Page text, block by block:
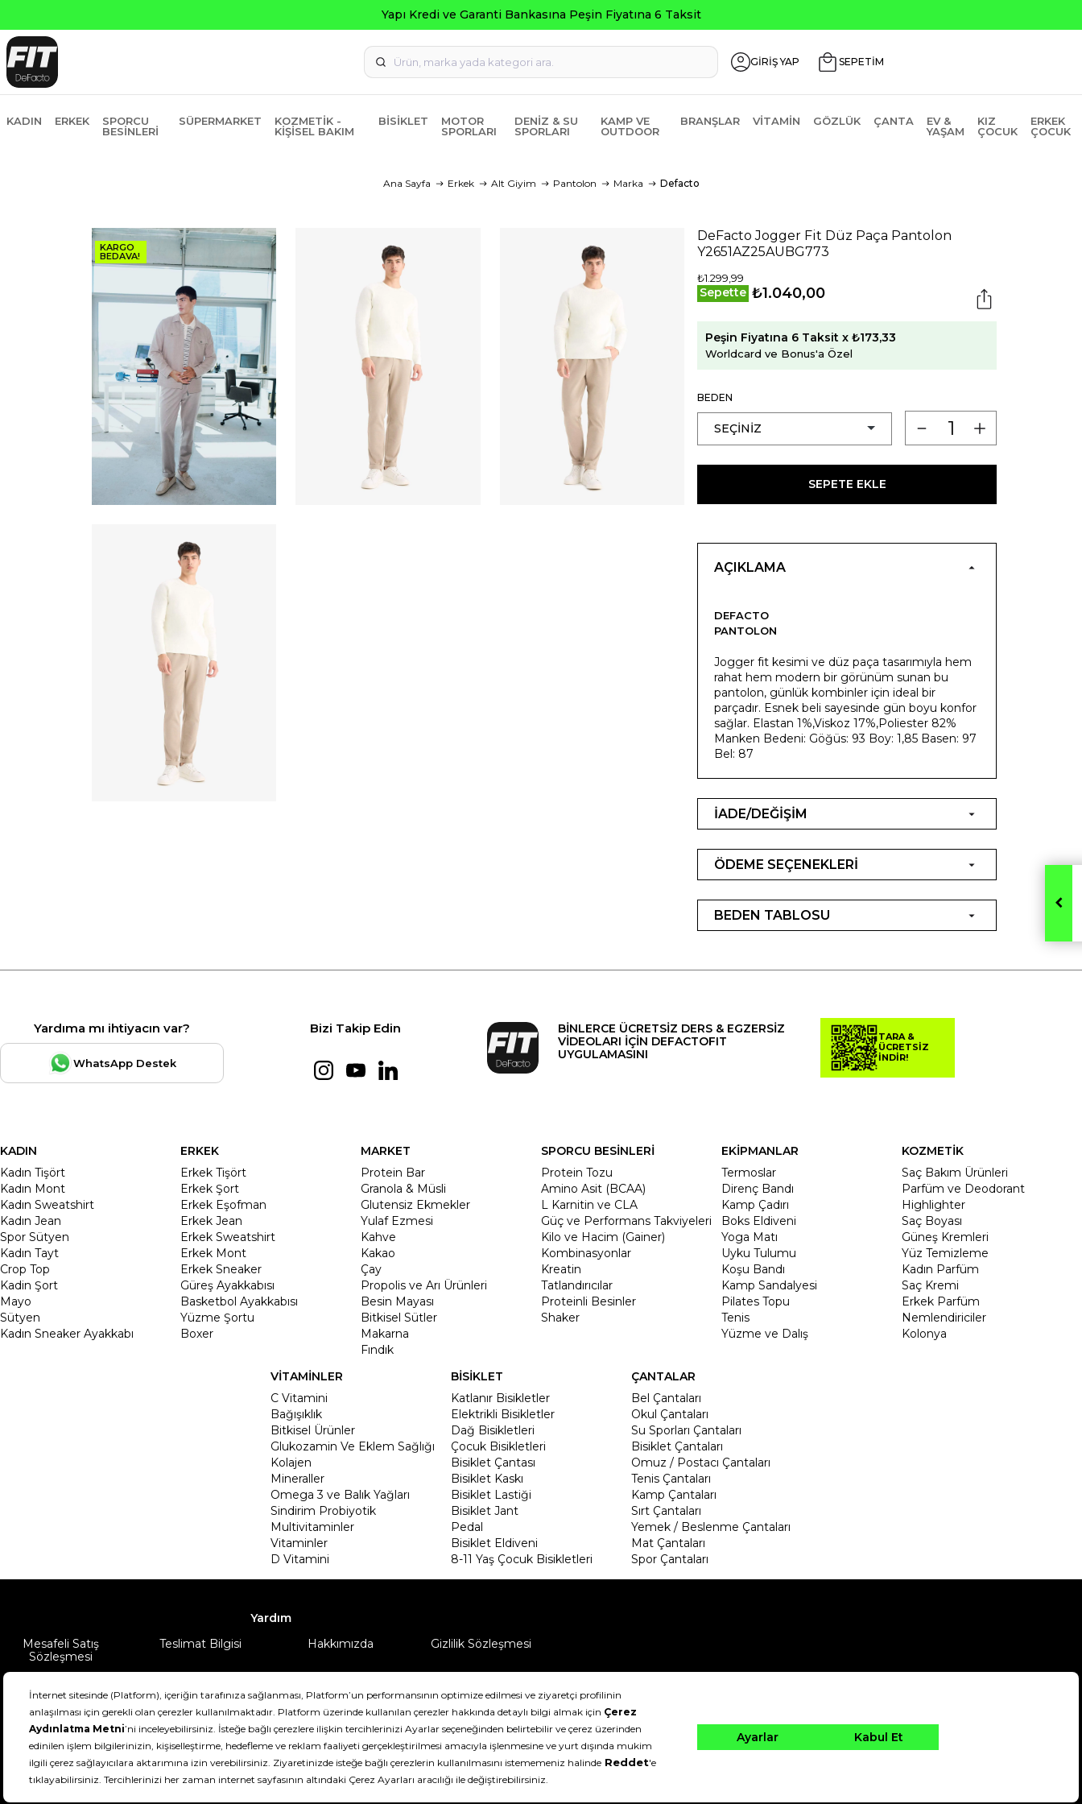
GİRİŞ YAP SEPETİM
KADIN ERKEK
SPORCU
BESINLERI
SÜPERMARKET
KOZMETIK -
KIŞISEL BAKIM
BISIKLET
MOTOR
SPORLARI
DENIZ & SU
SPORLARI
KAMP VE
OUTDOOR
BRANŞLAR VITAMIN GÖZLÜK ÇANTA
EV &
YAŞAM
KIZ
ÇOCUK
ERKEK
ÇOCUK
Ana Sayfa Erkek Alt Giyim Pantolon Marka Defacto
KARGO
BEDAVA!
DeFacto Jogger Fit Düz Paça Pantolon
Y2651AZ25AUBG773
₺1.299,99
Sepette ₺1.040,00
Peşin Fiyatına 6 Taksit x ₺173,33
Worldcard ve Bonus'a Özel
BEDEN
SEPETE EKLE
AÇIKLAMA
DEFACTO
PANTOLON
Jogger fit kesimi ve düz paça tasarımıyla hem
rahat hem modern bir görünüm sunan bu
pantolon, günlük kombinler için ideal bir
parçadır. Esnek beli sayesinde gün boyu konfor
sağlar. Elastan 1%,Viskoz 17%,Poliester 82%
Manken Bedeni: Göğüs: 93 Boy: 1,85 Basen: 97
Bel: 87
İADE/DEĞİŞİM
ÖDEME SEÇENEKLERİ
BEDEN TABLOSU
Yardıma mı ihtiyacın var?
WhatsApp Destek
Bizi Takip Edin
BİNLERCE ÜCRETSİZ DERS & EGZERSİZ
VİDEOLARI İÇİN DEFACTOFIT
UYGULAMASINI
TARA &
ÜCRETSİZ
İNDİR!
KADIN
Kadın Tişört
Kadın Mont
Kadın Sweatshirt
Kadın Jean
Spor Sütyen
Kadın Tayt
Crop Top
Kadin Şort
Mayo
Sütyen
Kadın Sneaker Ayakkabı
ERKEK
Erkek Tişört
Erkek Şort
Erkek Eşofman
Erkek Jean
Erkek Sweatshirt
Erkek Mont
Erkek Sneaker
Güreş Ayakkabısı
Basketbol Ayakkabısı
Yüzme Şortu
Boxer
MARKET
Protein Bar
Granola & Müsli
Glutensiz Ekmekler
Yulaf Ezmesi
Kahve
Kakao
Çay
Propolis ve Arı Ürünleri
Besin Mayası
Bitkisel Sütler
Makarna
Fındık
SPORCU BESİNLERİ
Protein Tozu
Amino Asit (BCAA)
L Karnitin ve CLA
Güç ve Performans Takviyeleri
Kilo ve Hacim (Gainer)
Kombinasyonlar
Kreatin
Tatlandırıcılar
Proteinli Besinler
Shaker
EKİPMANLAR
Termoslar
Direnç Bandı
Kamp Çadırı
Boks Eldiveni
Yoga Matı
Uyku Tulumu
Koşu Bandı
Kamp Sandalyesi
Pilates Topu
Tenis
Yüzme ve Dalış
KOZMETİK
Saç Bakım Ürünleri
Parfüm ve Deodorant
Highlighter
Saç Boyası
Güneş Kremleri
Yüz Temizleme
Kadın Parfüm
Saç Kremi
Erkek Parfüm
Nemlendiriciler
Kolonya
VİTAMİNLER
C Vitamini
Bağışıklık
Bitkisel Ürünler
Glukozamin Ve Eklem Sağlığı
Kolajen
Mineraller
Omega 3 ve Balık Yağları
Sindirim Probiyotik
Multivitaminler
Vitaminler
D Vitamini
BİSİKLET
Katlanır Bisikletler
Elektrikli Bisikletler
Dağ Bisikletleri
Çocuk Bisikletleri
Bisiklet Çantası
Bisiklet Kaskı
Bisiklet Lastiği
Bisiklet Jant
Pedal
Bisiklet Eldiveni
8-11 Yaş Çocuk Bisikletleri
ÇANTALAR
Bel Çantaları
Okul Çantaları
Su Sporları Çantaları
Bisiklet Çantaları
Omuz / Postacı Çantaları
Tenis Çantaları
Kamp Çantaları
Sırt Çantaları
Yemek / Beslenme Çantaları
Mat Çantaları
Spor Çantaları
Yardım
Mesafeli Satış
Sözleşmesi
Teslimat Bilgisi Hakkımızda Gizlilik Sözleşmesi
DeFactoFIT ©️ 2022-2026. Tüm hakları saklıdır.